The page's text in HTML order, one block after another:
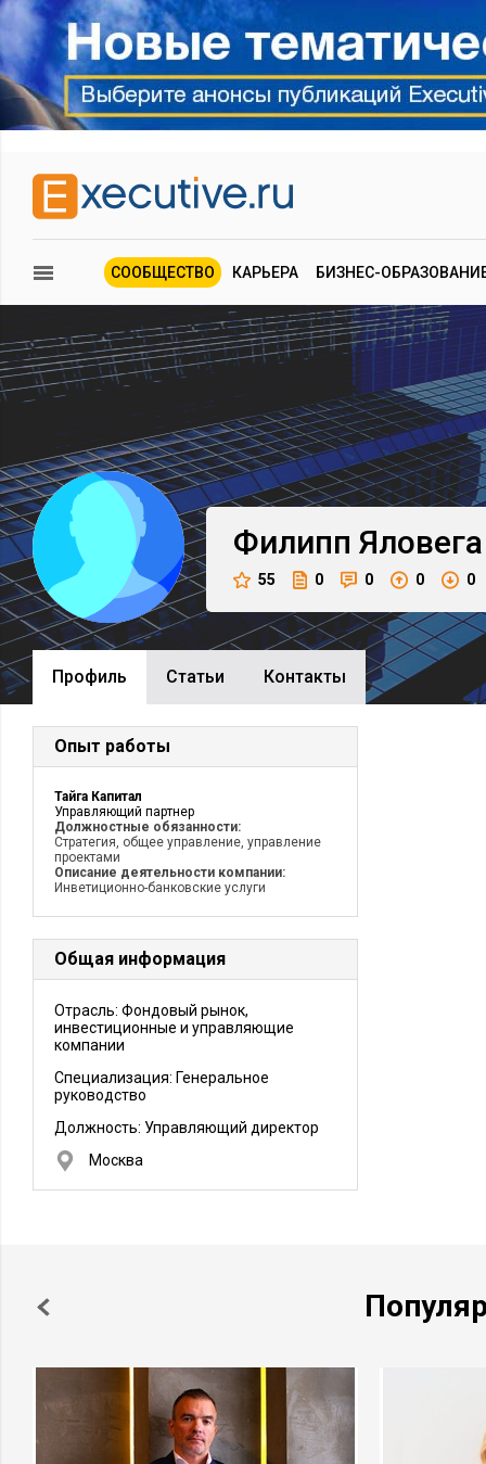
СООБЩЕСТВО КАРЬЕРА БИЗНЕС-
Филипп Яловега
55 0 0 0 0
Профиль Cтатьи Контакты
Опыт работы
Тайга Капитал
Управляющий партнер
Должностные обязанности:
Стратегия, общее управление, управление
проектами
Описание деятельности компании:
Инветиционно-банковские услуги
Общая информация
Отрасль: Фондовый рынок,
инвестиционные и управляющие
компании
Специализация: Генеральное
руководство
Должность: Управляющий директор
Москва